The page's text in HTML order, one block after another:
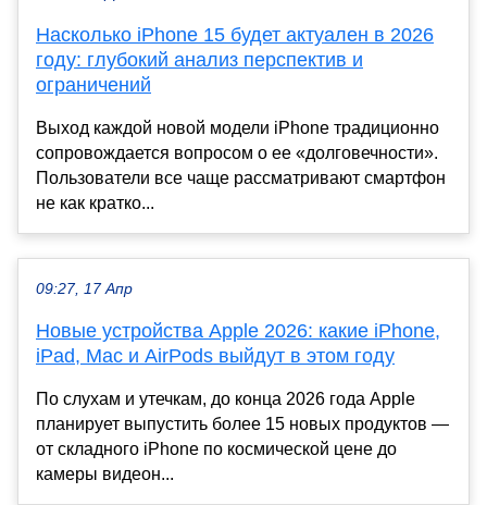
Насколько iPhone 15 будет актуален в 2026
году: глубокий анализ перспектив и
ограничений
Выход каждой новой модели iPhone традиционно
сопровождается вопросом о ее «долговечности».
Пользователи все чаще рассматривают смартфон
не как кратко...
09:27, 17 Апр
Новые устройства Apple 2026: какие iPhone,
iPad, Mac и AirPods выйдут в этом году
По слухам и утечкам, до конца 2026 года Apple
планирует выпустить более 15 новых продуктов —
от складного iPhone по космической цене до
камеры видеон...